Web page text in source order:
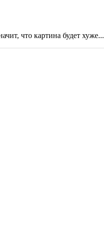
что картина будет хуже...